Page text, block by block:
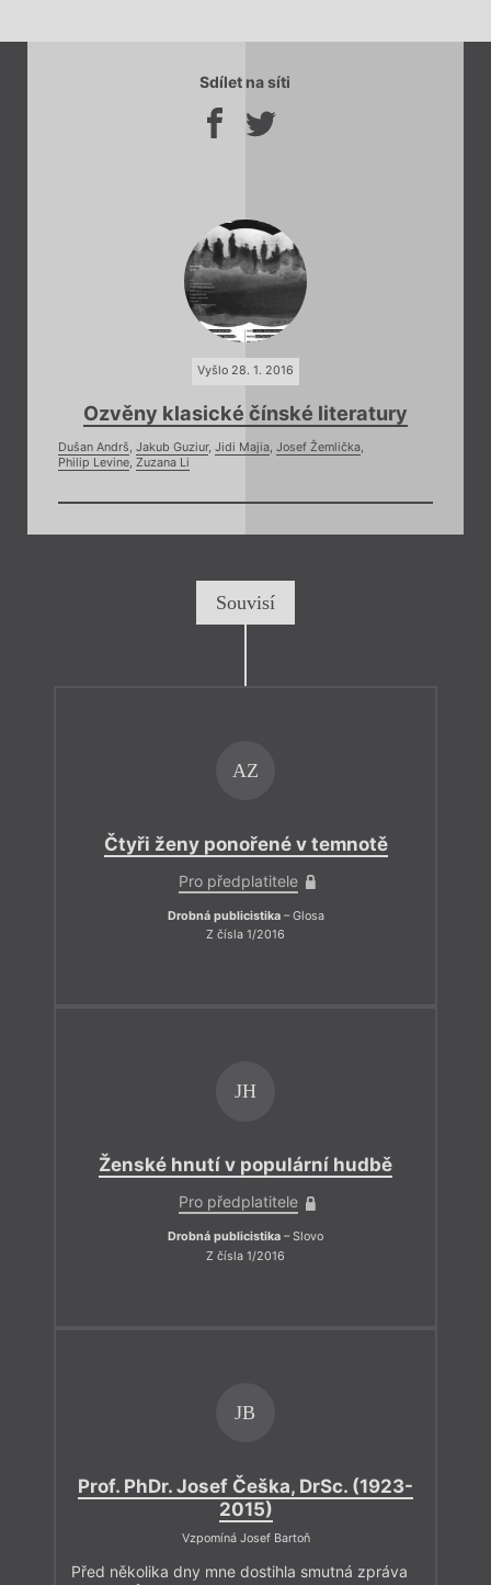
Sdílet na síti
Vyšlo 28. 1. 2016
Ozvěny klasické čínské literatury
Dušan Andrš, Jakub Guziur, Jidi Majia, Josef Žemlička,
Philip Levine, Zuzana Li
Souvisí
AZ
Čtyři ženy ponořené v temnotě
Pro předplatitele
Drobná publicistika– Glosa
Z čísla 1/2016
JH
Ženské hnutí v populární hudbě
Pro předplatitele
Drobná publicistika – Slovo
Z čísla 1/2016
JB
Prof. PhDr. Josef Češka, DrSc. (1923-
2015)
Vzpomíná Josef Bartoň
Před několika dny mne dostihla smutná zpráva